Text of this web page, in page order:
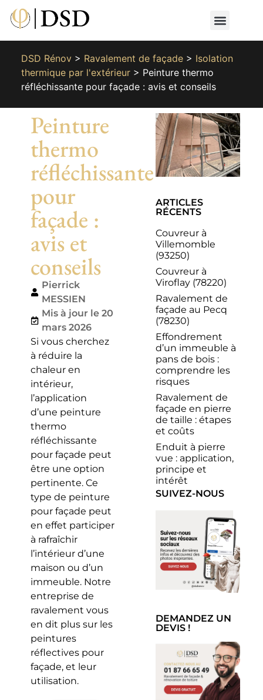
DSD Rénov> Ravalement de façade> Isolation
thermique par l'extérieur> Peinture thermo
réfléchissante pour façade : avis et conseils
Peinture
thermo
réfléchissante
pour
façade :
avis et
conseils
Pierrick
MESSIEN
Mis à jour le 20
mars 2026
Si vous cherchez
à réduire la
chaleur en
intérieur,
l’application
d’une peinture
thermo
réfléchissante
pour façade peut
être une option
pertinente. Ce
type de peinture
pour façade peut
en effet participer
à rafraîchir
l’intérieur d’une
maison ou d’un
immeuble. Notre
entreprise de
ravalement vous
en dit plus sur les
peintures
réflectives pour
façade, et leur
utilisation.
ARTICLES
RÉCENTS
Couvreur à
Villemomble
(93250)
Couvreur à
Viroflay (78220)
Ravalement de
façade au Pecq
(78230)
Effondrement
d’un immeuble à
pans de bois :
comprendre les
risques
Ravalement de
façade en pierre
de taille : étapes
et coûts
Enduit à pierre
vue : application,
principe et
intérêt
SUIVEZ-NOUS
DEMANDEZ UN
DEVIS !